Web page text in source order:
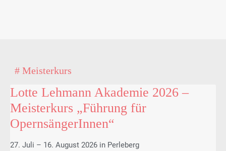
# Meisterkurs
Lotte Lehmann Akademie 2026 –
Meisterkurs „Führung für
OpernsängerInnen“
27. Juli – 16. August 2026 in Perleberg